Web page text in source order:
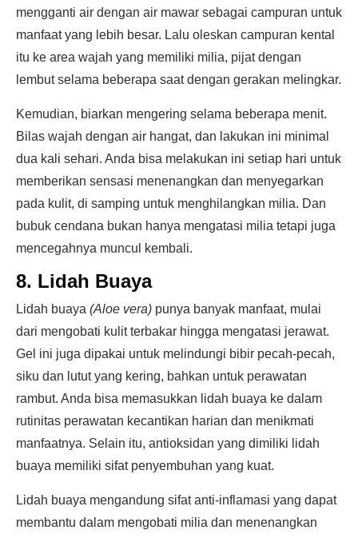
mengganti air dengan air mawar sebagai campuran untuk
manfaat yang lebih besar. Lalu oleskan campuran kental
itu ke area wajah yang memiliki milia, pijat dengan
lembut selama beberapa saat dengan gerakan melingkar.
Kemudian, biarkan mengering selama beberapa menit.
Bilas wajah dengan air hangat, dan lakukan ini minimal
dua kali sehari. Anda bisa melakukan ini setiap hari untuk
memberikan sensasi menenangkan dan menyegarkan
pada kulit, di samping untuk menghilangkan milia. Dan
bubuk cendana bukan hanya mengatasi milia tetapi juga
mencegahnya muncul kembali.
8. Lidah Buaya
Lidah buaya (Aloe vera) punya banyak manfaat, mulai
dari mengobati kulit terbakar hingga mengatasi jerawat.
Gel ini juga dipakai untuk melindungi bibir pecah-pecah,
siku dan lutut yang kering, bahkan untuk perawatan
rambut. Anda bisa memasukkan lidah buaya ke dalam
rutinitas perawatan kecantikan harian dan menikmati
manfaatnya. Selain itu, antioksidan yang dimiliki lidah
buaya memiliki sifat penyembuhan yang kuat.
Lidah buaya mengandung sifat anti-inflamasi yang dapat
membantu dalam mengobati milia dan menenangkan